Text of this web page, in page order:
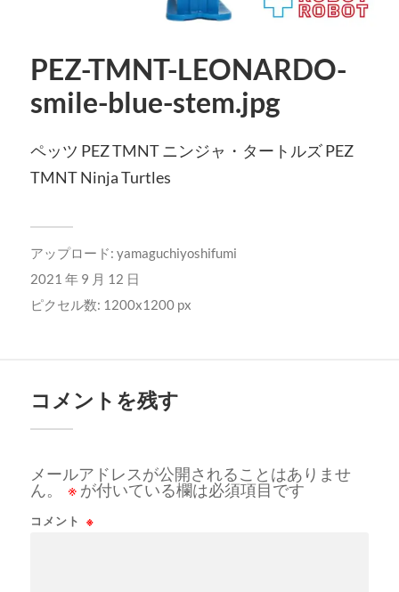
PEZ-TMNT-LEONARDO-
smile-blue-stem.jpg
ペッツ PEZ TMNT ニンジャ・タートルズ PEZ
TMNT Ninja Turtles
アップロード: yamaguchiyoshifumi
2021 年 9 月 12 日
ピクセル数: 1200x1200 px
コメントを残す
メールアドレスが公開されることはありませ
ん。
※ が付いている欄は必須項目です
コメント ※